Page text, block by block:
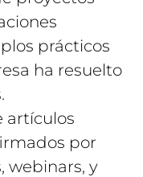
prácticos
ha resuelto
artículos
por
webinars, y